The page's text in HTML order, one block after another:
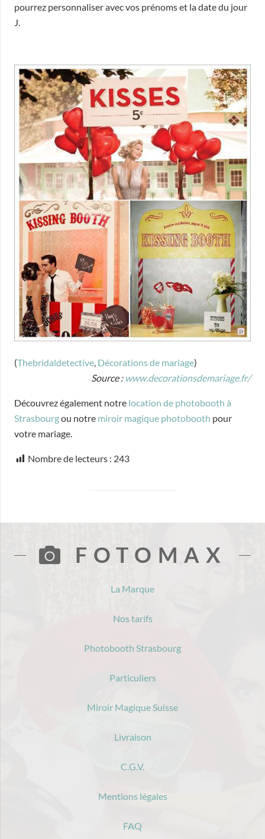
pourrez personnaliser avec vos prénoms et la date du jour
J.
(Thebridaldetective Décorations de mariage)
Source : www.decorationsdemariage.fr/
Découvrez également notre location de photobooth à
Strasbourgou notre miroir magique photobooth pour
votre mariage.
Nombre de lecteurs : 243
FOTOMAX
La Marque
Nos tarifs
Photobooth Strasbourg
Particuliers
Miroir Magique Suisse
Livraison
C.G.V.
Mentions légales
FAQ